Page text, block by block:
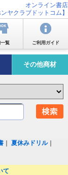
オンライン書店
ンヤクラブドットコム】
一覧 ご利用ガイド
その他商材
｜夏休みドリル｜
て